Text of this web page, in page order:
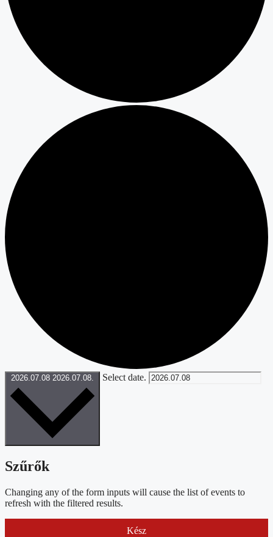
2026.07.08 2026.07.08. Select date.
Szűrők
Changing any of the form inputs will cause the list of events to
refresh with the filtered results.
Kész